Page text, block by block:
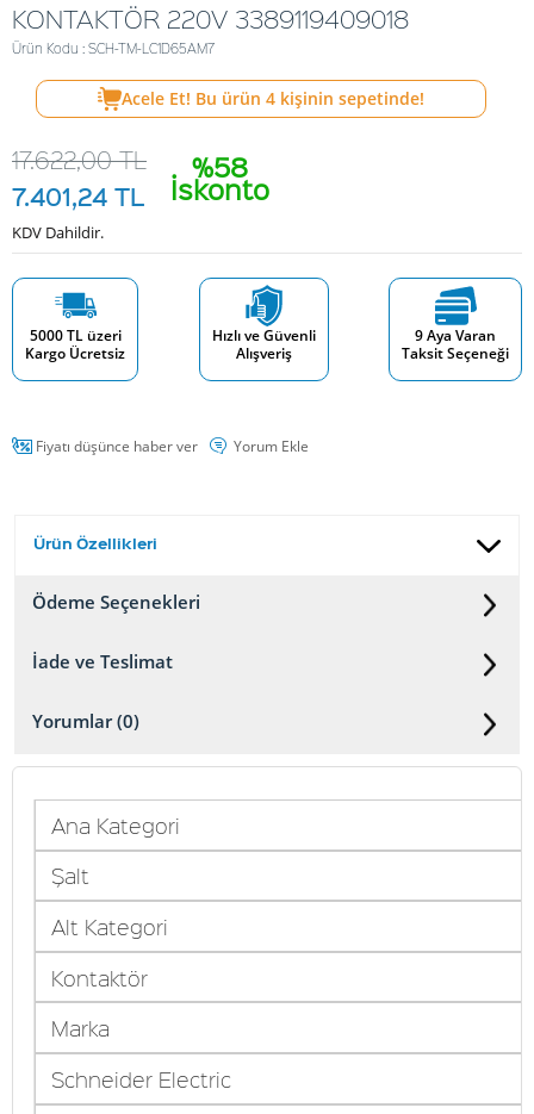
KONTAKTÖR 220V 3389119409018
Ürün Kodu : SCH-TM-LC1D65AM7
Acele Et! Bu ürün 4 kişinin sepetinde!
%58
İskonto
17.622,00TL
7.401,24 TL
KDV Dahildir.
5000 TL üzeri
Kargo Ücretsiz
Hızlı ve Güvenli
Alışveriş
9 Aya Varan
Taksit Seçeneği
Fiyatı düşünce haber ver Yorum Ekle
Ürün Özellikleri
Ödeme Seçenekleri
İade ve Teslimat
Yorumlar (0)
Ana Kategori
Şalt
Alt Kategori
Kontaktör
Marka
Schneider Electric